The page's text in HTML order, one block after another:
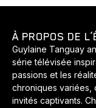
À PROPOS DE
Guylaine Tanguay
série télévisée
passions et les
chroniques variées,
invités captivants.